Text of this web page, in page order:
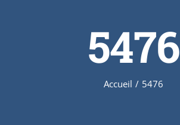
5476
Accueil / 5476